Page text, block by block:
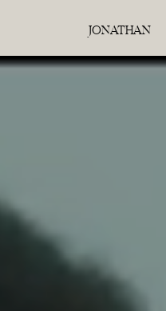
JONATHAN